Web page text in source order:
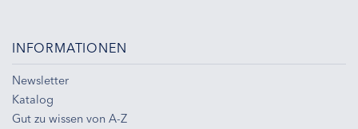
INFORMATIONEN
Newsletter
Katalog
Gut zu wissen von A-Z